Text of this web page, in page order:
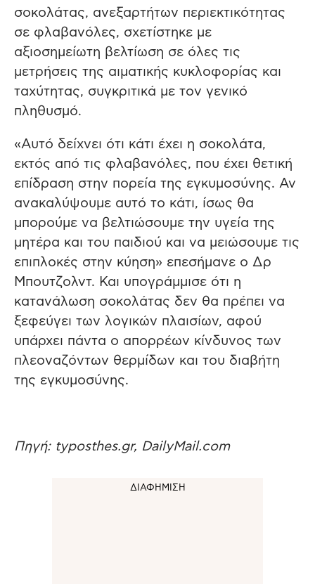
σοκολάτας, ανεξαρτήτων περιεκτικότητας
σε φλαβανόλες, σχετίστηκε με
αξιοσημείωτη βελτίωση σε όλες τις
μετρήσεις της αιματικής κυκλοφορίας και
ταχύτητας, συγκριτικά με τον γενικό
πληθυσμό.
«Αυτό δείχνει ότι κάτι έχει η σοκολάτα,
εκτός από τις φλαβανόλες, που έχει θετική
επίδραση στην πορεία της εγκυμοσύνης. Αν
ανακαλύψουμε αυτό το κάτι, ίσως θα
μπορούμε να βελτιώσουμε την υγεία της
μητέρα και του παιδιού και να μειώσουμε τις
επιπλοκές στην κύηση» επεσήμανε ο Δρ
Μπουτζολντ. Και υπογράμμισε ότι η
κατανάλωση σοκολάτας δεν θα πρέπει να
ξεφεύγει των λογικών πλαισίων, αφού
υπάρχει πάντα ο απορρέων κίνδυνος των
πλεοναζόντων θερμίδων και του διαβήτη
της εγκυμοσύνης.
Πηγή: typosthes.gr, DailyMail.com